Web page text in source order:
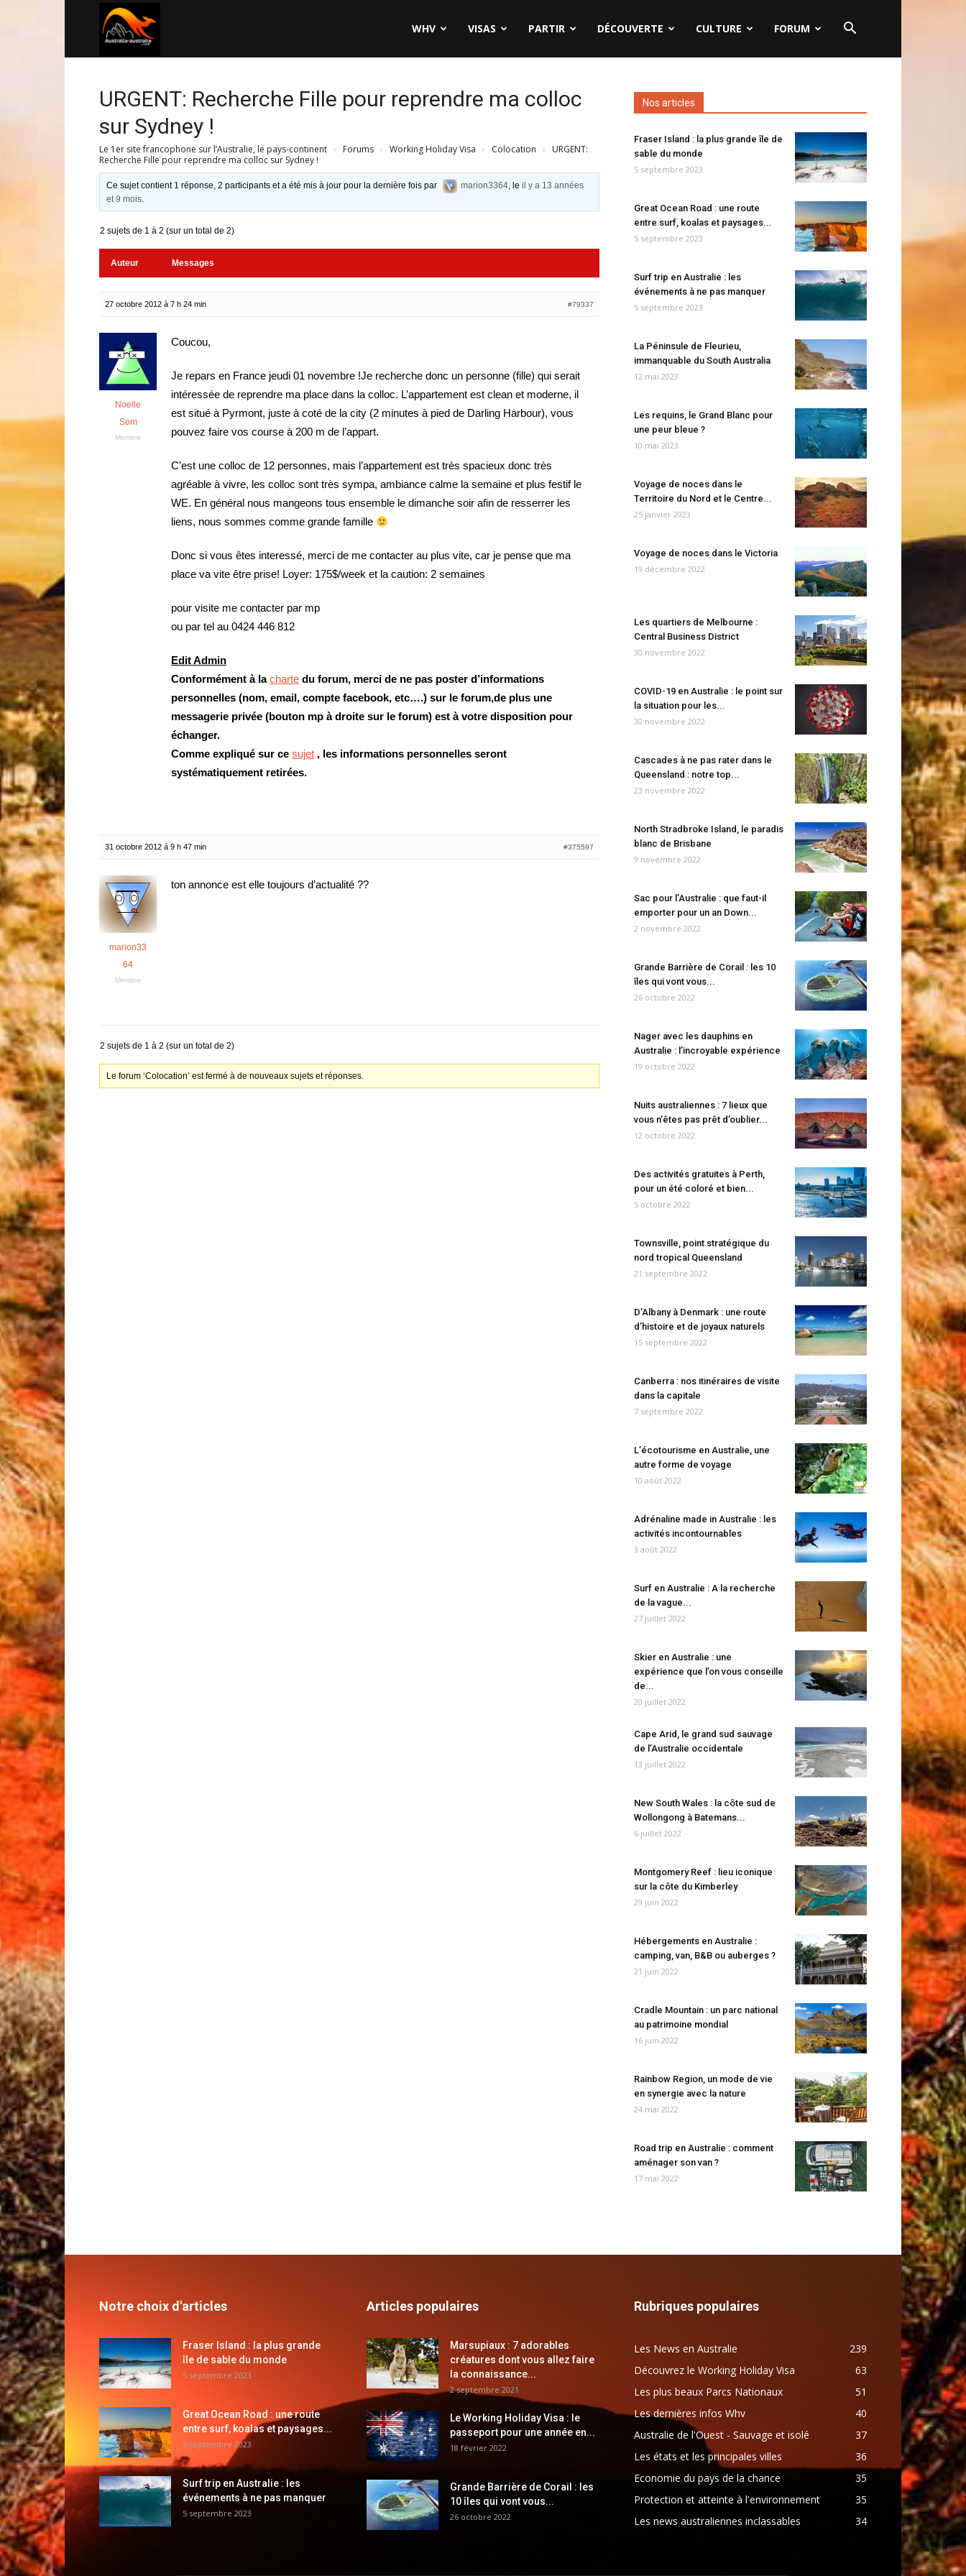
WHV VISAS PARTIR DÉCOUVERTE CULTURE FORUM
URGENT: Recherche Fille pour reprendre ma colloc
sur Sydney !
Le 1er site francophone sur l’Australie, le pays-continent › Forums › Working Holiday Visa › Colocation ›
URGENT:
Recherche Fille pour reprendre ma colloc sur Sydney !
Ce sujet contient 1 réponse, 2 participants et a été mis à jour pour la dernière fois par marion3364, leil y a 13 années
et 9 mois.
2 sujets de 1 à 2 (sur un total de 2)
Auteur Messages
27 octobre 2012 à 7 h 24 min #79337
Noelle
Som
Membre
Coucou,
Je repars en France jeudi 01 novembre !Je recherche donc un personne (fille) qui serait
intéressée de reprendre ma place dans la colloc. L’appartement est clean et moderne, il
est situé à Pyrmont, juste à coté de la city (2 minutes à pied de Darling Harbour), vous
pouvez faire vos course à 200 m de l’appart.
C’est une colloc de 12 personnes, mais l’appartement est très spacieux donc très
agréable à vivre, les colloc sont très sympa, ambiance calme la semaine et plus festif le
WE. En général nous mangeons tous ensemble le dimanche soir afin de resserrer les
liens, nous sommes comme grande famille
Donc si vous êtes interessé, merci de me contacter au plus vite, car je pense que ma
place va vite être prise! Loyer: 175$/week et la caution: 2 semaines
pour visite me contacter par mp
ou par tel au 0424 446 812
Edit Admin
Conformément à lacharte du forum, merci de ne pas poster d’informations
personnelles (nom, email, compte facebook, etc….) sur le forum,de plus une
messagerie privée (bouton mp à droite sur le forum) est à votre disposition pour
échanger.
Comme expliqué sur ce sujet , les informations personnelles seront
systématiquement retirées.
31 octobre 2012 à 9 h 47 min #375597
marion33
64
Membre
ton annonce est elle toujours d’actualité ??
2 sujets de 1 à 2 (sur un total de 2)
Le forum ‘Colocation’ est fermé à de nouveaux sujets et réponses.
Nos articles
Fraser Island : la plus grande île de
sable du monde
5 septembre 2023
Great Ocean Road : une route
entre surf, koalas et paysages...
5 septembre 2023
Surf trip en Australie : les
événements à ne pas manquer
5 septembre 2023
La Péninsule de Fleurieu,
immanquable du South Australia
12 mai 2023
Les requins, le Grand Blanc pour
une peur bleue ?
10 mai 2023
Voyage de noces dans le
Territoire du Nord et le Centre...
25 janvier 2023
Voyage de noces dans le Victoria
19 décembre 2022
Les quartiers de Melbourne :
Central Business District
30 novembre 2022
COVID-19 en Australie : le point sur
la situation pour les...
30 novembre 2022
Cascades à ne pas rater dans le
Queensland : notre top...
23 novembre 2022
North Stradbroke Island, le paradis
blanc de Brisbane
9 novembre 2022
Sac pour l’Australie : que faut-il
emporter pour un an Down...
2 novembre 2022
Grande Barrière de Corail : les 10
îles qui vont vous...
26 octobre 2022
Nager avec les dauphins en
Australie : l’incroyable expérience
19 octobre 2022
Nuits australiennes : 7 lieux que
vous n’êtes pas prêt d’oublier...
12 octobre 2022
Des activités gratuites à Perth,
pour un été coloré et bien...
5 octobre 2022
Townsville, point stratégique du
nord tropical Queensland
21 septembre 2022
D’Albany à Denmark : une route
d’histoire et de joyaux naturels
15 septembre 2022
Canberra : nos itinéraires de visite
dans la capitale
7 septembre 2022
L’écotourisme en Australie, une
autre forme de voyage
10 août 2022
Adrénaline made in Australie : les
activités incontournables
3 août 2022
Surf en Australie : A la recherche
de la vague...
27 juillet 2022
Skier en Australie : une
expérience que l’on vous conseille
de...
20 juillet 2022
Cape Arid, le grand sud sauvage
de l’Australie occidentale
13 juillet 2022
New South Wales : la côte sud de
Wollongong à Batemans...
6 juillet 2022
Montgomery Reef : lieu iconique
sur la côte du Kimberley
29 juin 2022
Hébergements en Australie :
camping, van, B&B ou auberges ?
21 juin 2022
Cradle Mountain : un parc national
au patrimoine mondial
16 juin 2022
Rainbow Region, un mode de vie
en synergie avec la nature
24 mai 2022
Road trip en Australie : comment
aménager son van ?
17 mai 2022
Notre choix d'articles
Fraser Island : la plus grande
île de sable du monde
5 septembre 2023
Great Ocean Road : une route
entre surf, koalas et paysages...
5 septembre 2023
Surf trip en Australie : les
événements à ne pas manquer
5 septembre 2023
Articles populaires
Marsupiaux : 7 adorables
créatures dont vous allez faire
la connaissance...
2 septembre 2021
Le Working Holiday Visa : le
passeport pour une année en...
18 février 2022
Grande Barrière de Corail : les
10 îles qui vont vous...
26 octobre 2022
Rubriques populaires
Les News en Australie
239
Découvrez le Working Holiday Visa
63
Les plus beaux Parcs Nationaux
51
Les dernières infos Whv
40
Australie de l'Ouest - Sauvage et isolé
37
Les états et les principales villes
36
Economie du pays de la chance
35
Protection et atteinte à l'environnement
35
Les news australiennes inclassables
34